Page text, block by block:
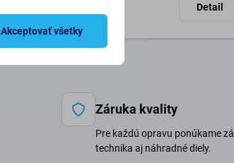
Detail
Záruka kvality
Pre každú opravu ponúkame
technika aj náhradné diely.
Akceptovať všetky